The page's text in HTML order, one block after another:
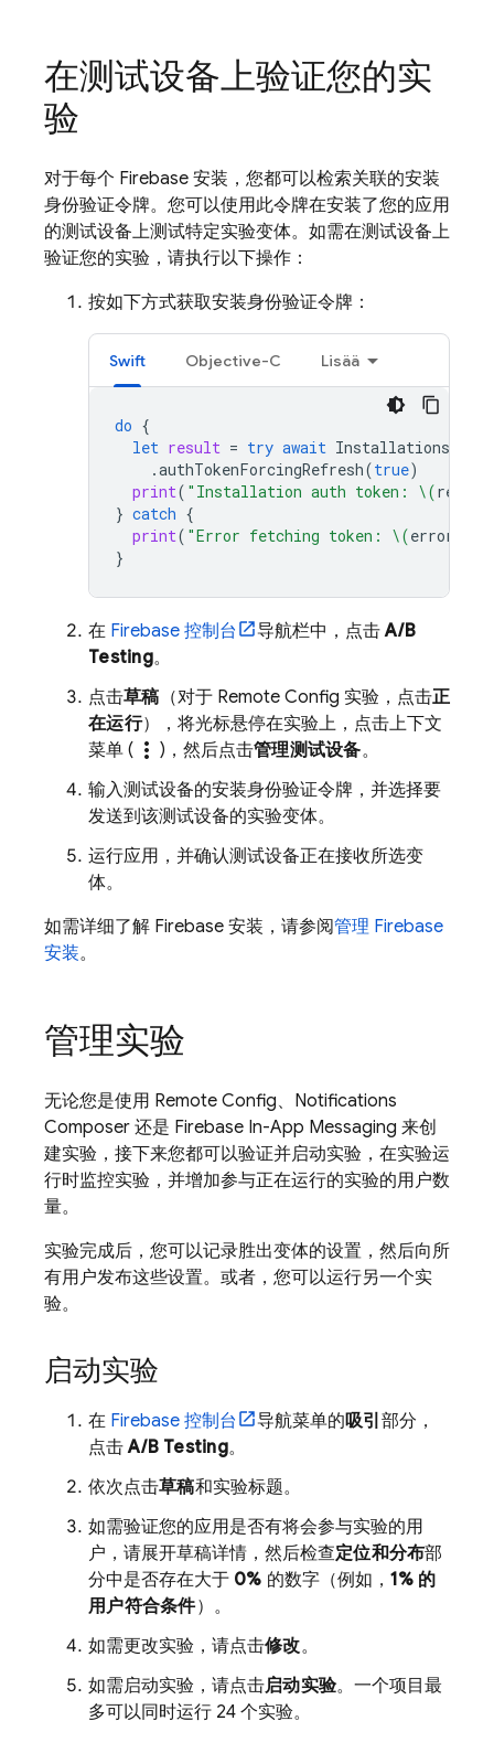
在测试设备上验证您的实
验
对于每个 Firebase 安装，您都可以检索关联的安装
身份验证令牌。您可以使用此令牌在安装了您的应用
的测试设备上测试特定实验变体。如需在测试设备上
验证您的实验，请执行以下操作：
按如下方式获取安装身份验证令牌：
Swift Objective-C Lisää
do {
let result = try await Installations
.authTokenForcingRefresh(true)
print( "Installation auth token: \(result
} catch {
print( "Error fetching token: \(error
}
在 Firebase 控制台 导航栏中，点击A/B
Testing。
点击草稿 （对于 Remote Config 实验，点击正
在运行），将光标悬停在实验上，点击上下文
菜单 ( more_vert )，然后点击管理测试设备。
输入测试设备的安装身份验证令牌，并选择要
发送到该测试设备的实验变体。
运行应用，并确认测试设备正在接收所选变
体。
如需详细了解 Firebase 安装，请参阅管理 Firebase
安装。
管理实验
无论您是使用 Remote Config、Notifications
Composer 还是 Firebase In-App Messaging 来创
建实验，接下来您都可以验证并启动实验，在实验运
行时监控实验，并增加参与正在运行的实验的用户数
量。
实验完成后，您可以记录胜出变体的设置，然后向所
有用户发布这些设置。或者，您可以运行另一个实
验。
启动实验
在 Firebase 控制台 导航菜单的吸引 部分，
点击A/B Testing。
依次点击草稿和实验标题。
如需验证您的应用是否有将会参与实验的用
户，请展开草稿详情，然后检查定位和分布部
分中是否存在大于 0% 的数字（例如， 1% 的
用户符合条件）。
如需更改实验，请点击修改。
如需启动实验，请点击启动实验。一个项目最
多可以同时运行 24 个实验。